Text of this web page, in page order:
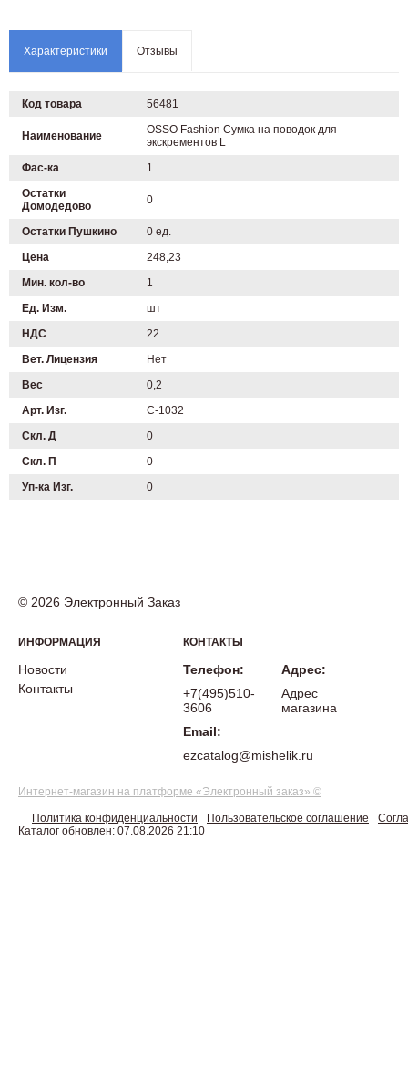
Характеристики Отзывы
Код товара 56481
Наименование
OSSO Fashion Сумка на поводок для
экскрементов L
Фас-ка
1
Остатки
Домодедово
0
Остатки Пушкино
0 ед.
Цена
248,23
Мин. кол-во
1
Ед. Изм.
шт
НДС
22
Вет. Лицензия
Нет
Вес
0,2
Арт. Изг.
С-1032
Скл. Д
0
Скл. П
0
Уп-ка Изг.
0
© 2026 Электронный Заказ
ИНФОРМАЦИЯ
Новости
Контакты
КОНТАКТЫ
Телефон:
+7(495)510-
3606
Email:
ezcatalog@mishelik.ru
Адрес:
Адрес
магазина
Интернет-магазин на платформе «Электронный заказ» ©
Политика конфиденциальности Пользовательское соглашение
Каталог обновлен: 07.08.2026 21:10